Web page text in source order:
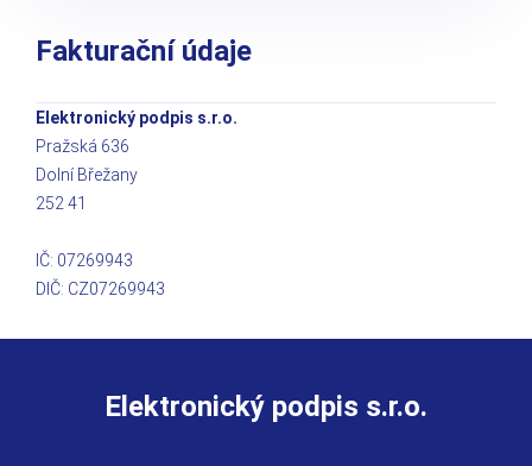
Fakturační údaje
Elektronický podpis s.r.o.
Pražská 636
Dolní Břežany
252 41
IČ: 07269943
DIČ: CZ07269943
Elektronický podpis s.r.o.